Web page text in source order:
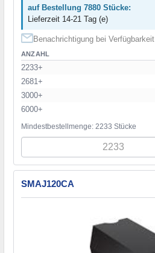
auf Bestellung 7880 Stücke:
Lieferzeit 14-21 Tag (e)
Benachrichtigung bei Verfügbarkeit
ANZAHL
2233+
2681+
3000+
6000+
Mindestbestellmenge: 2233 Stücke
SMAJ120CA